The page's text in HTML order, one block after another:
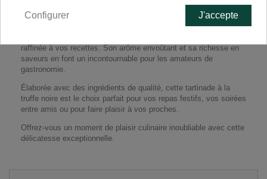
Parfaite pour s'étaler sur des toasts, des crackers ou du pain
frais, cette tartinade s'associe également merveilleusement avec
raffinée à vos recettes. Son arôme envoûtant et sa richesse en
saveurs en font un incontournable pour les amateurs de
gastronomie.
Élaborée avec des ingrédients de qualité, cette tartinade à la
truffe noire est le choix parfait pour vos repas festifs, vos soirées
entre amis ou pour faire plaisir à vos proches.
Offrez-vous un moment de plaisir culinaire inoubliable avec cette
délicatesse exceptionnelle.
J'accepte
Configurer